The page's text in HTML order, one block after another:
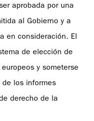
aprobada por una
al Gobierno y a
en consideración. El
de elección de
y someterse
de los informes
derecho de la